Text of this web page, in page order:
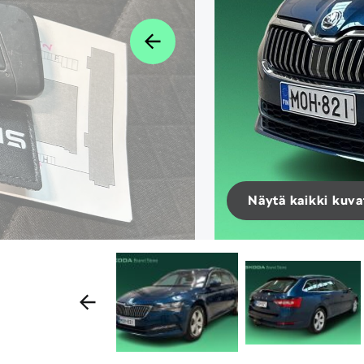
Näytä kaikki